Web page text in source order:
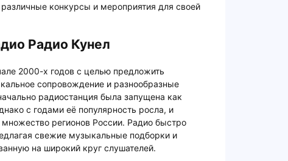
конкурсы и мероприятия для своей
Радио Кунел
2000-х годов с целью предложить
сопровождение и разнообразные
радиостанция была запущена как
с годами её популярность росла, и
регионов России. Радио быстро
свежие музыкальные подборки и
на широкий круг слушателей.